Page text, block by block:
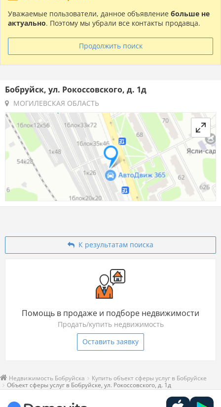
Уважаемые пользователи, данное объявление больше не
актуально. Поэтому мы убрали все контакты продавца.
Продолжить поиск
Бобруйск, ул. Рокоссовского, д. 1д
МОГИЛЕВСКАЯ ОБЛАСТЬ
К результатам поиска
Помощь в продаже и подборе недвижимости
Продать/купить недвижимость
Оставить заявку
Недвижимость Бобруйска
Купить объект сферы услуг в Бобруйске
Объект сферы услуг в Бобруйске, ул. Рокоссовского, д. 1д